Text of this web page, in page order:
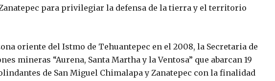
para privilegiar la defensa de la tierra y el territorio
oriente del Istmo de Tehuantepec en el 2008, la Secretaria de
mineras “Aurena, Santa Martha y la Ventosa” que abarcan 19
de San Miguel Chimalapa y Zanatepec con la finalidad